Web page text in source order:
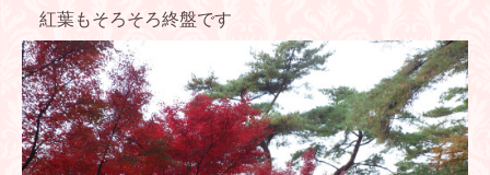
紅葉もそろそろ終盤です